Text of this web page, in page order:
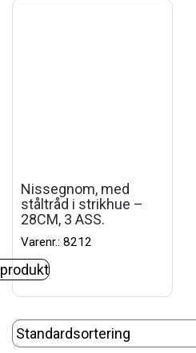
Nissegnom, med
ståltråd i strikhue –
28CM, 3 ASS.
Varenr.: 8212